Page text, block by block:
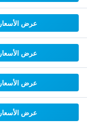
عرض الأسعار
عرض الأسعار
عرض الأسعار
عرض الأسعار